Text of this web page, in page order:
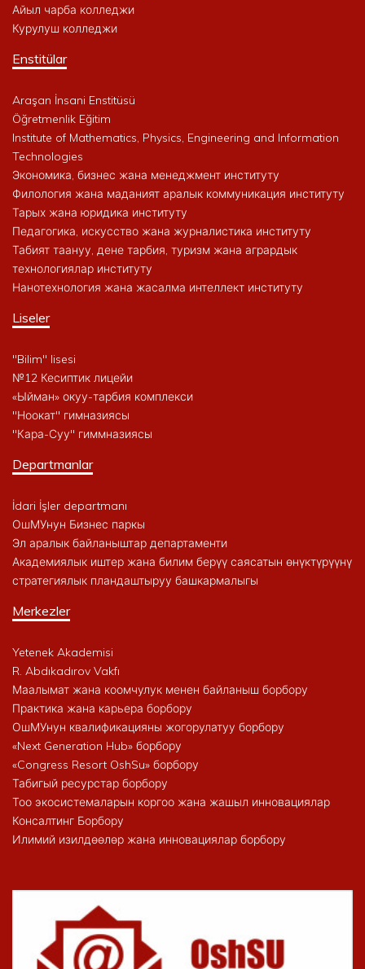
Айыл чарба колледжи
Курулуш колледжи
Enstitülar
Araşan İnsani Enstitüsü
Öğretmenlik Eğitim
Institute of Mathematics, Physics, Engineering and Information
Technologies
Экономика, бизнес жана менеджмент институту
Филология жана маданият аралык коммуникация институту
Тарых жана юридика институту
Педагогика, искусство жана журналистика институту
Табият таануу, дене тарбия, туризм жана агрардык
технологиялар институту
Нанотехнология жана жасалма интеллект институту
Liseler
"Bilim" lisesi
№12 Кесиптик лицейи
«Ыйман» окуу-тарбия комплекси
"Ноокат" гимназиясы
"Кара-Суу" гиммназиясы
Departmanlar
İdari İşler departmanı
ОшМУнун Бизнес паркы
Эл аралык байланыштар департаменти
Академиялык иштер жана билим берүү саясатын өнүктүрүүнү
стратегиялык пландаштыруу башкармалыгы
Merkezler
Yetenek Akademisi
R. Abdıkadırov Vakfı
Маалымат жана коомчулук менен байланыш борбору
Практика жана карьера борбору
ОшМУнун квалификацияны жогорулатуу борбору
«Next Generation Hub» борбору
«Congress Resort OshSu» борбору
Табигый ресурстар борбору
Тоо экосистемаларын коргоо жана жашыл инновациялар
Консалтинг Борбору
Илимий изилдөөлөр жана инновациялар борбору